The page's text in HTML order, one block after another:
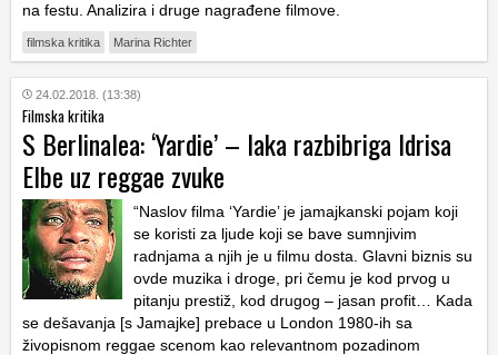
na festu. Analizira i druge nagrađene filmove.
filmska kritika Marina Richter
24.02.2018. (13:38)
Filmska kritika
S Berlinalea: ‘Yardie’ – laka razbibriga Idrisa
Elbe uz reggae zvuke
“Naslov filma ‘Yardie’ je jamajkanski pojam koji
se koristi za ljude koji se bave sumnjivim
radnjama a njih je u filmu dosta. Glavni biznis su
ovde muzika i droge, pri čemu je kod prvog u
pitanju prestiž, kod drugog – jasan profit… Kada
se dešavanja [s Jamajke] prebace u London 1980-ih sa
živopisnom reggae scenom kao relevantnom pozadinom